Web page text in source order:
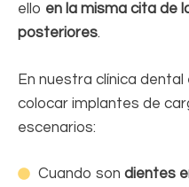
ello en la misma cita de
posteriores.
En nuestra clínica
colocar implantes de
escenarios:
Cuando son dientes